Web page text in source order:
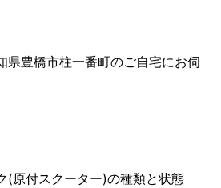
県豊橋市柱一番町のご自宅にお伺
(原付スクーター)の種類と状態